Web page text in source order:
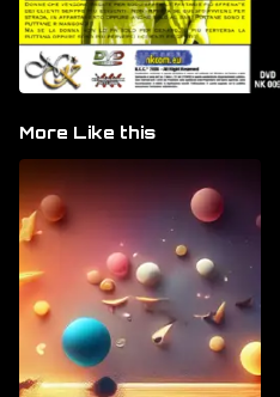
More Like this